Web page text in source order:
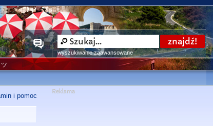
wyszukiwanie zaawansowane
i pomoc